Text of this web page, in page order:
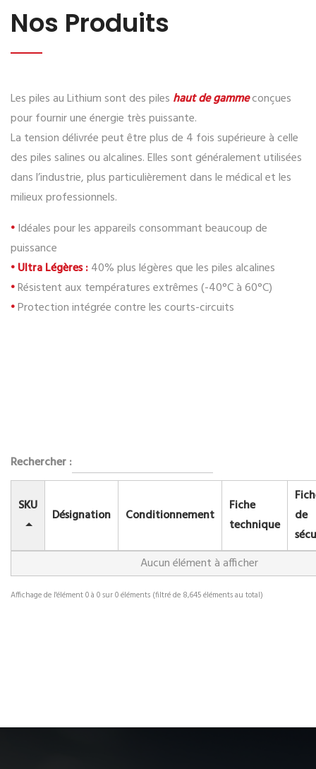
Nos Produits
Les piles au Lithium sont des piles haut de gammeconçues
pour fournir une énergie très puissante.
La tension délivrée peut être plus de 4 fois supérieure à celle
des piles salines ou alcalines. Elles sont généralement utilisées
dans l’industrie, plus particulièrement dans le médical et les
milieux professionnels.
•Idéales pour les appareils consommant beaucoup de
puissance
• Ultra Légères :40% plus légères que les piles alcalines
•Résistent aux températures extrêmes (-40°C à 60°C)
•Protection intégrée contre les courts-circuits
Rechercher :
SKU
Désignation Conditionnement
Fiche
technique
de
Aucun élément à afficher
Affichage de l'élément 0 à 0 sur 0 éléments (filtré de 8,645 éléments au total)